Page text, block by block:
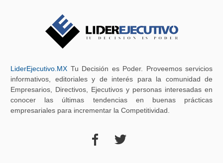
LiderEjecutivo.MX Tu Decisión es Poder. Proveemos servicios
informativos, editoriales y de interés para la comunidad de
Empresarios, Directivos, Ejecutivos y personas interesadas en
conocer las últimas tendencias en buenas prácticas
empresariales para incrementar la Competitividad.